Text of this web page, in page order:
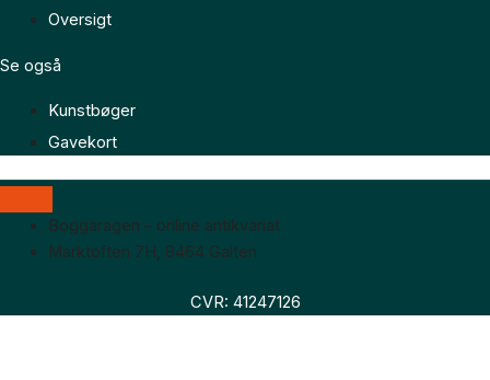
Oversigt
Se også
Kunstbøger
Gavekort
Boggaragen – online antikvariat
Marktoften 7H, 8464 Galten
CVR: 41247126